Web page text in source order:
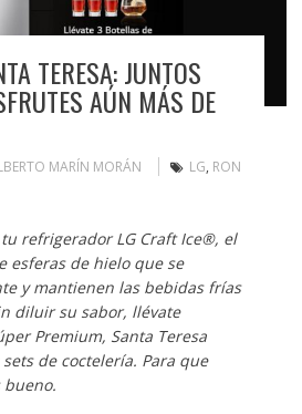
TERESA: JUNTOS
AÚN MÁS DE
MARÍN MORÁN LG, RON
refrigerador LG Craft Ice®, el
esferas de hielo que se
y mantienen las bebidas frías
diluir su sabor, llévate
Premium, Santa Teresa
sets de coctelería. Para que